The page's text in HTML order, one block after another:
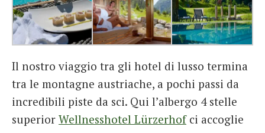
Il nostro viaggio tra gli hotel di lusso termina
tra le montagne austriache, a pochi passi da
incredibili piste da sci. Qui l’albergo 4 stelle
superior Wellnesshotel Lürzerhofci accoglie